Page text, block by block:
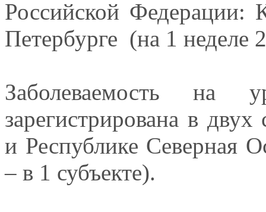
Российской Федерации:
Петербурге (на 1 неделе
Заболеваемость на
зарегистрирована в
и Республике Северная
– в 1 субъекте).